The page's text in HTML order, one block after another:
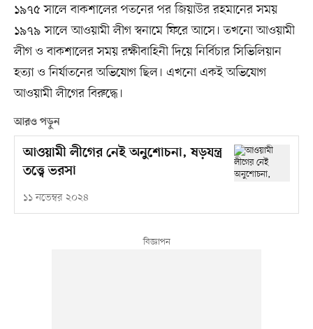
১৯৭৫ সালে বাকশালের পতনের পর জিয়াউর রহমানের সময়
১৯৭৯ সালে আওয়ামী লীগ স্বনামে ফিরে আসে। তখনো আওয়ামী
লীগ ও বাকশালের সময় রক্ষীবাহিনী দিয়ে নির্বিচার সিভিলিয়ান
হত্যা ও নির্যাতনের অভিযোগ ছিল। এখনো একই অভিযোগ
আওয়ামী লীগের বিরুদ্ধে।
আরও পড়ুন
আওয়ামী লীগের নেই অনুশোচনা, ষড়যন্ত্র
তত্ত্বে ভরসা
১১ নভেম্বর ২০২৪